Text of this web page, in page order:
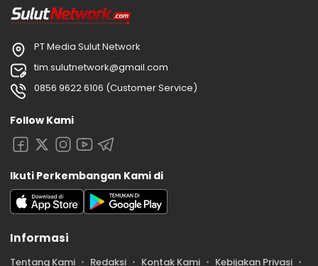
PT Media Sulut Network
tim.sulutnetwork@gmail.com
0856 9622 6106 (Customer Service)
Follow Kami
Ikuti Perkembangan Kami di
Informasi
Tentang Kami Redaksi Kontak Kami
Kebijakan Privasi